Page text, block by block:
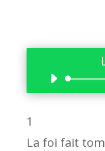
1
La foi fait